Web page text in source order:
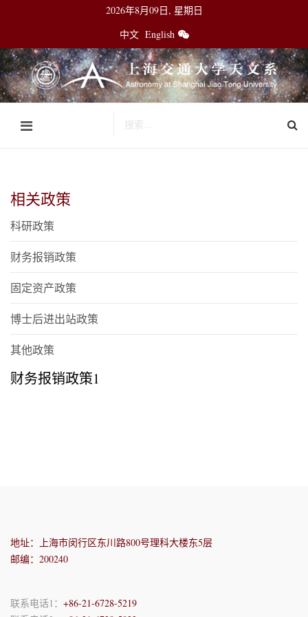
2026年8月09日, 星期日
中文 English
相关政策
科研政策
财务报销政策
固定资产政策
博士后进出站政策
其他政策
财务报销政策1
地址：上海市闵行区东川路800号理科大楼东5层
邮编：200240
联系电话1： +86-21-6728-5219